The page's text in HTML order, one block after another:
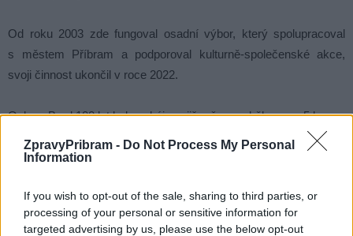
ZpravyPribram - Do Not Process My Personal
Information
If you wish to opt-out of the sale, sharing to third parties, or
processing of your personal or sensitive information for
targeted advertising by us, please use the below opt-out
Od roku 2003 zde fungoval osadní výbor, který spolupracoval
s městem Příbram a podporoval kulturně-společenské akce,
svoji činnost ukončil v roce 2022.
Oslavy Brod 100 let byly zahájeny již v červnu během na 5 km po
„Cestách paměti“. Hlavní část oslav proběhne v neděli
3. prosince spojenou s požehnáním opravené kaple, obnoveného
sklářského regionu Bodenmais a italského Valle di Ledro. Po celý
den budou připraveny vzdělávací aktivity pro děti nebo výstava